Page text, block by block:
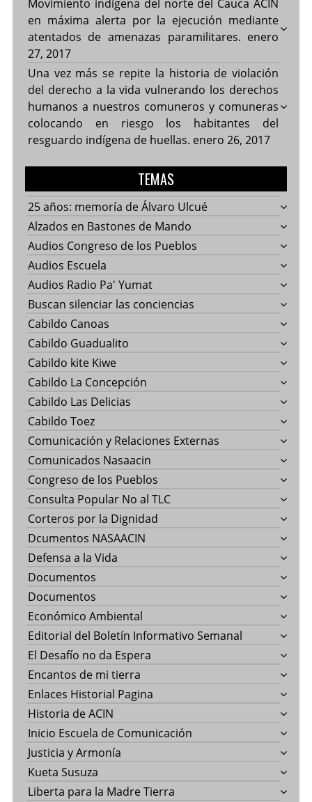
Movimiento indígena del norte del Cauca ACIN
en máxima alerta por la ejecución mediante
atentados de amenazas paramilitares. enero
27, 2017
Una vez más se repite la historia de violación
del derecho a la vida vulnerando los derechos
humanos a nuestros comuneros y comuneras
colocando en riesgo los habitantes del
resguardo indígena de huellas. enero 26, 2017
TEMAS
25 años: memoría de Álvaro Ulcué
Alzados en Bastones de Mando
Audios Congreso de los Pueblos
Audios Escuela
Audios Radio Pa' Yumat
Buscan silenciar las conciencias
Cabildo Canoas
Cabildo Guadualito
Cabildo kite Kiwe
Cabildo La Concepción
Cabildo Las Delicias
Cabildo Toez
Comunicación y Relaciones Externas
Comunicados Nasaacin
Congreso de los Pueblos
Consulta Popular No al TLC
Corteros por la Dignidad
Dcumentos NASAACIN
Defensa a la Vida
Documentos
Documentos
Económico Ambiental
Editorial del Boletín Informativo Semanal
El Desafío no da Espera
Encantos de mi tierra
Enlaces Historial Pagina
Historia de ACIN
Inicio Escuela de Comunicación
Justicia y Armonía
Kueta Susuza
Liberta para la Madre Tierra